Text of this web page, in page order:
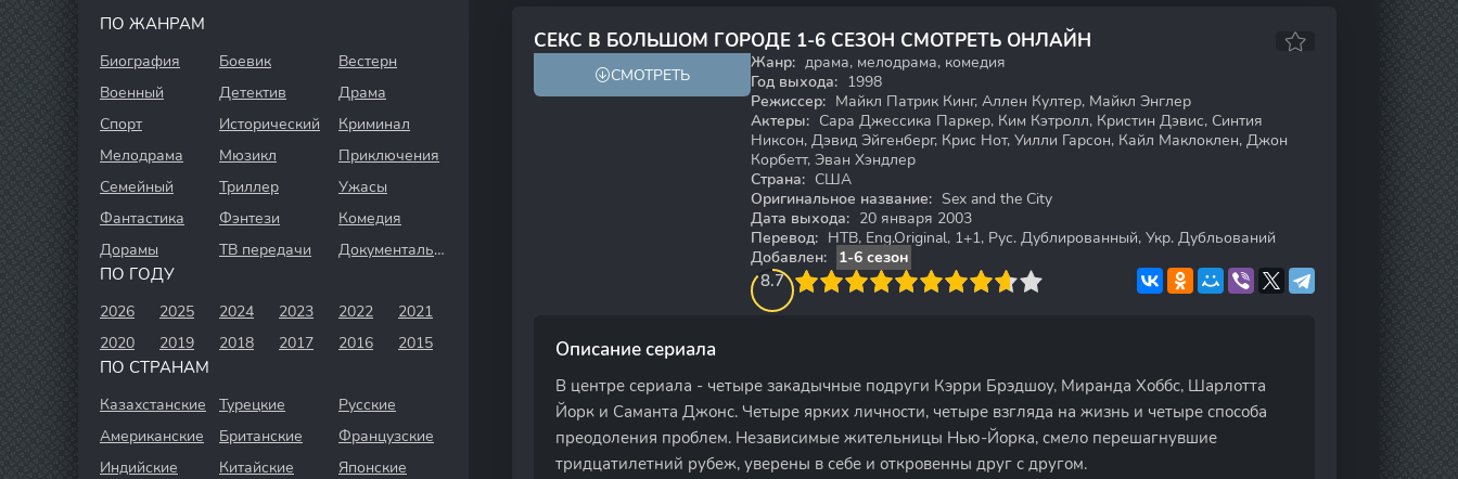
СЕКС В БОЛЬШОМ ГОРОДЕ 1-6 СЕЗОН СМОТРЕТЬ ОНЛАЙН
8.2 7.4
СМОТРЕТЬ
Жанр: драма, мелодрама, комедия
Год выхода: 1998
Режиссер: Майкл Патрик Кинг, Аллен Култер, Майкл Энглер
Актеры: Сара Джессика Паркер, Ким Кэтролл, Кристин Дэвис, Синтия
Никсон, Дэвид Эйгенберг, Крис Нот, Уилли Гарсон, Кайл Маклоклен, Джон
Корбетт, Эван Хэндлер
Страна: США
Оригинальное название: Sex and the City
Дата выхода: 20 января 2003
Перевод: НТВ, Eng.Original, 1+1, Рус. Дублированный, Укр. Дубльований
Добавлен:
1-6 сезон
8.7
4 5 6 7 8 9 10
Описание сериала
В центре сериала - четыре закадычные подруги Кэрри Брэдшоу, Миранда Хоббс, Шарлотта
Йорк и Саманта Джонс. Четыре ярких личности, четыре взгляда на жизнь и четыре способа
преодоления проблем. Независимые жительницы Нью-Йорка, смело перешагнувшие
тридцатилетний рубеж, уверены в себе и откровенны друг с другом.
ПО ЖАНРАМ
Биография Боевик
Вестерн
Военный
Детектив
Драма
Спорт
Исторический
Криминал
Мелодрама
Мюзикл
Приключения
Семейный
Триллер
Ужасы
Фантастика
Фэнтези
Комедия
Дорамы
ТВ передачи Документальный
ПО ГОДУ
2026 2025 2024 2023 2022
2021
2020
2019 2018 2017 2016 2015
ПО СТРАНАМ
Казахстанские Турецкие
Русские
Американские
Британские
Французские
Индийские
Китайские Японские